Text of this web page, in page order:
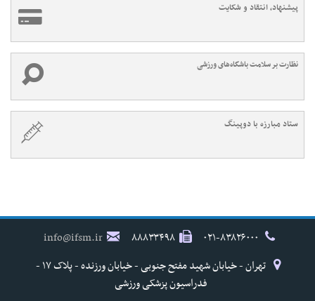
پیشنهاد، انتقاد و شکایت
نظارت بر سلامت باشگاه‌های ورزشی
ستاد مبارزه با دوپینگ
۸۸۸۳۳۴۹۸
info@ifsm.ir
تهران - خیابان شهید مفتح جنوبی - خیابان ورزنده - پلاک ۱۷ -
فدراسیون پزشکی ورزشی